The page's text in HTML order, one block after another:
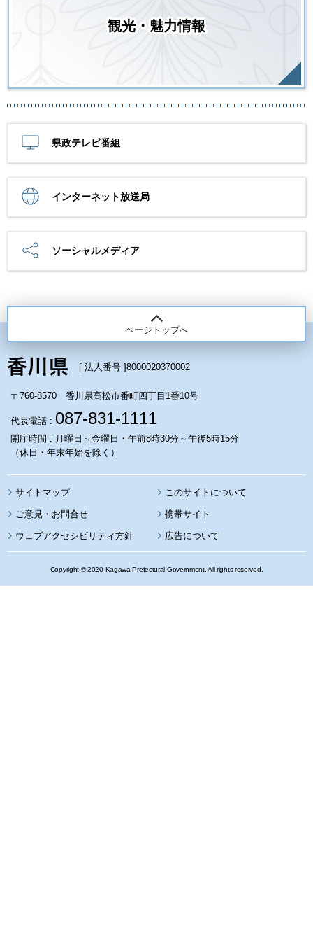
観光・魅力情報
県政テレビ番組
インターネット放送局
ソーシャルメディア
ページトップへ
[ 法人番号 ]8000020370002
〒760-8570 香川県高松市番町四丁目1番10号
代表電話 : 087-831-1111
開庁時間 : 月曜日～金曜日・午前8時30分～午後5時15分
（休日・年末年始を除く）
サイトマップ このサイトについて
携帯サイト
ウェブアクセシビリティ方針 広告について
Copyright © 2020 Kagawa Prefectural Government. All rights reserved.